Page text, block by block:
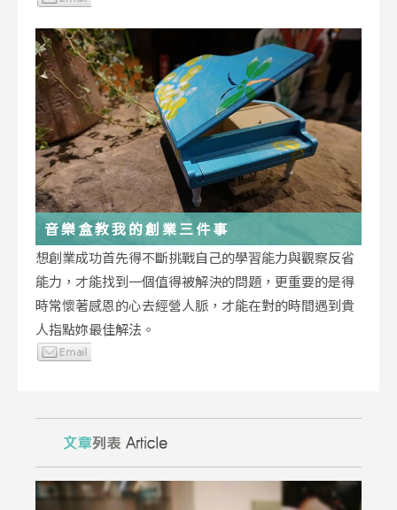
音樂盒教我的創業三件事
想創業成功首先得不斷挑戰自己的學習能力與觀察反省
能力，才能找到一個值得被解決的問題，更重要的是得
時常懷著感恩的心去經營人脈，才能在對的時間遇到貴
人指點妳最佳解法。